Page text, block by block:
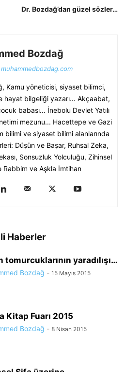
Dr. Bozdağ’dan güzel sözler…
Bozdağ
Kamu yöneticisi, siyaset bilimci,
hayat bilgeliği yazarı… Akçaabat,
babası... İnebolu Devlet Yatılı
mezunu... Hacettepe ve Gazi
bilimi ve siyaset bilimi alanlarında
Düşün ve Başar, Ruhsal Zeka,
Sonsuzluk Yolculuğu, Zihinsel
Rabbim ve Aşkla İmtihan
Haberler
tomurcuklarının yaradılışı…
Bozdağ - 15 Mayıs 2015
Kitap Fuarı 2015
Bozdağ - 8 Nisan 2015